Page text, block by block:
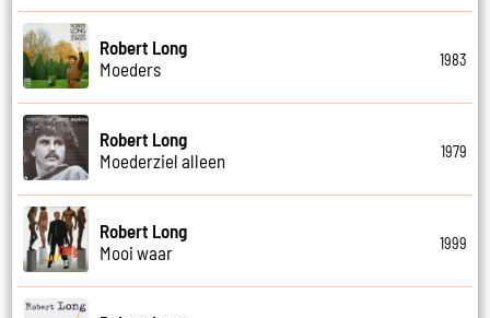
Robert Long
Moeders
1983
Robert Long
Moederziel alleen
1979
Robert Long
Mooi waar
1999